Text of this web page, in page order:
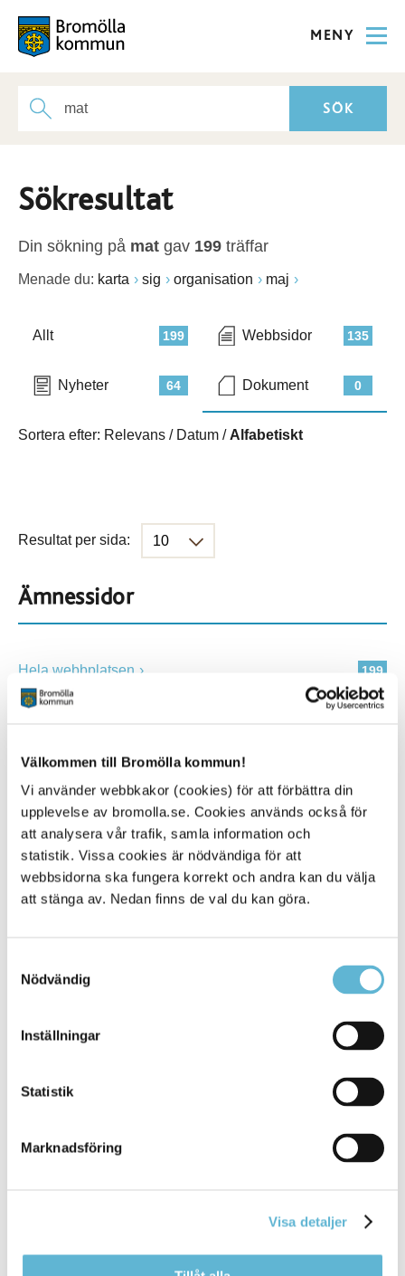
Välkommen till Bromölla kommun!
Vi använder webbkakor (cookies) för att förbättra din
upplevelse av bromolla.se. Cookies används också för
att analysera vår trafik, samla information och
statistik. Vissa cookies är nödvändiga för att
webbsidorna ska fungera korrekt och andra kan du välja
att stänga av. Nedan finns de val du kan göra.
Nödvändig
Inställningar
Statistik
Marknadsföring
Visa detaljer
MENY
Sökresultat
Din sökning på mat gav 199 träffar
Menade du: karta sig organisation maj
199
Allt 135
Webbsidor
64
Nyheter 0
Dokument
Sortera efter: Relevans / Datum / Alfabetiskt
Resultat per sida:
Ämnessidor
199
Hela webbplatsen
Alla platser
KONTAKT
Besöksadress
Box 18, 295 21 Bromölla